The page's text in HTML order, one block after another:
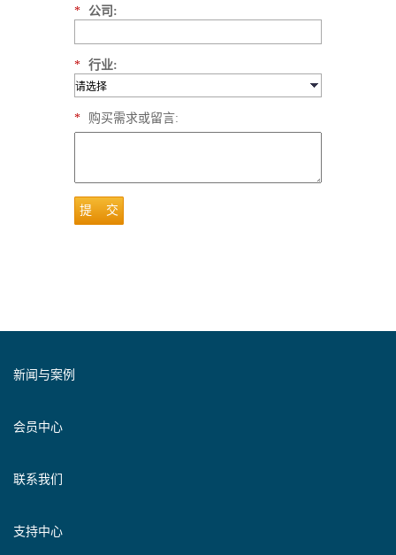
* 公司:
* 行业:
* 购买需求或留言:
提 交
新闻与案例
会员中心
联系我们
支持中心